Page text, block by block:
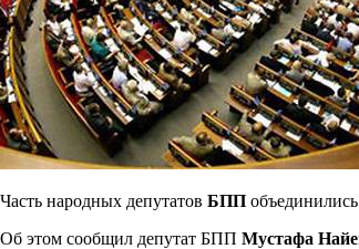
Часть народных депутатов БПП
Об этом сообщил депутат БПП Мустафа